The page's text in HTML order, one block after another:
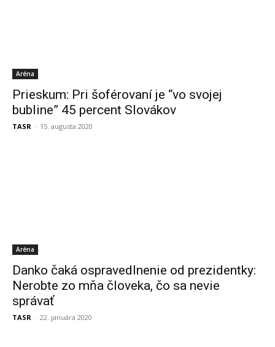
Aréna
Prieskum: Pri šoférovaní je “vo svojej
bubline” 45 percent Slovákov
TASR - 15. augusta 2020
Aréna
Danko čaká ospravedlnenie od prezidentky:
Nerobte zo mňa človeka, čo sa nevie
správať
TASR - 22. januára 2020